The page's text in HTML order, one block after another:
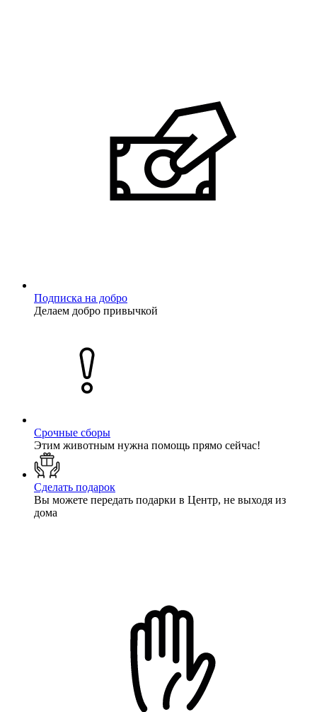
Подписка на добро
Делаем добро привычкой
Срочные сборы
Этим животным нужна помощь прямо сейчас!
Сделать подарок
Вы можете передать подарки в Центр, не выходя из
дома